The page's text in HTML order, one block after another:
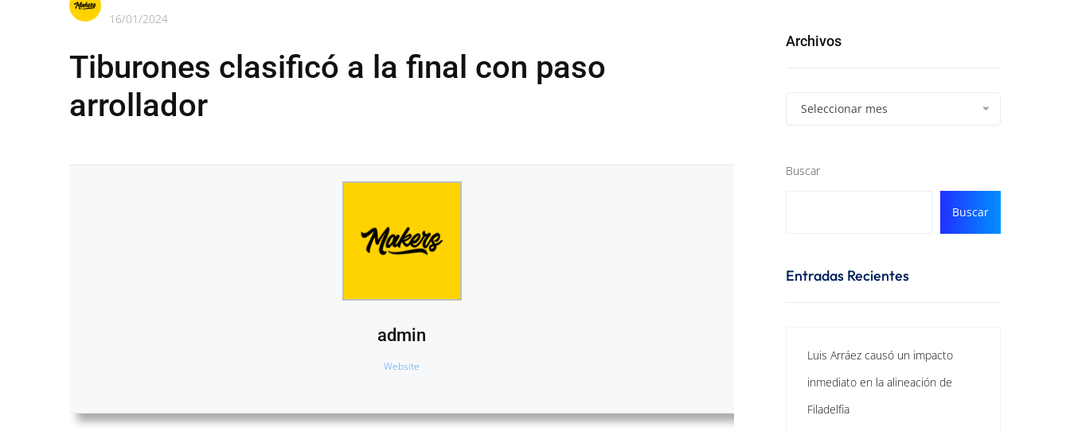
16/01/2024
Tiburones clasificó a la final con paso
arrollador
admin
Website
Archivos
Seleccionar mes
Buscar
Buscar
Entradas Recientes
Luis Arráez causó un impacto
inmediato en la alineación de
Filadelfia